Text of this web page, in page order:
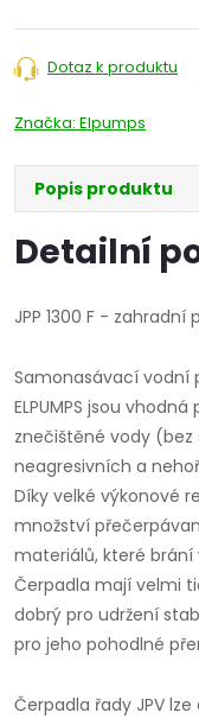
cena:
Dotaz k produktu
Značka: Elpumps
Popis produktu
Detailní
JPP 1300 F -
Samonasávací vodní
ELPUMPS jsou
znečištěné vody
neagresivních a
Díky velké výkonové
množství
materiálů, které brání
Čerpadla mají velmi
dobrý pro udržení
pro jeho pohodlné
Čerpadla řady JPV